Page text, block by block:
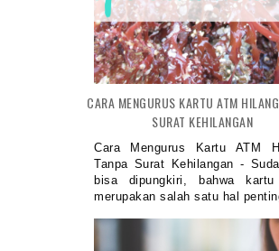
CARA MENGURUS KARTU ATM
SURAT KEHILANGAN
Cara Mengurus Kartu ATM
Tanpa Surat Kehilangan -
bisa dipungkiri, bahwa kartu
merupakan salah satu hal